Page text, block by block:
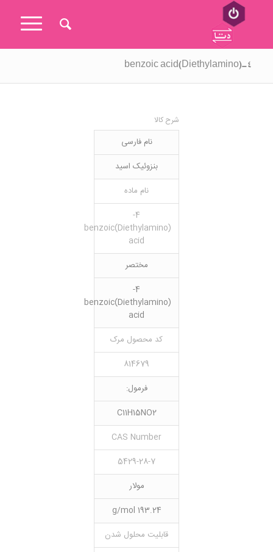
۴-(Diethylamino)benzoic acid
شرح کالا
نام فارسی
بنزوئیک اسید
نام ماده
4-
(Diethylamino)benzoic
acid
مختصر
4-
(Diethylamino)benzoic
acid
کد محصول مرک
814679
فرمول:
C11H15NO2
CAS Number
5429-28-7
مولار
193.24 g/mol
قابلیت محلول شدن